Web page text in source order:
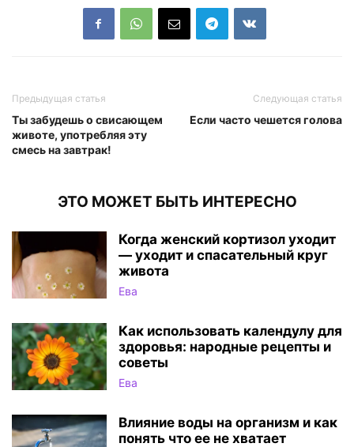
Предыдущая статья
Ты забудешь о свисающем
животе, употребляя эту
смесь на завтрак!
Следующая статья
Если часто чешется голова
ЭТО МОЖЕТ БЫТЬ ИНТЕРЕСНО
Когда женский кортизол уходит
— уходит и спасательный круг
живота
Ева
Как использовать календулу для
здоровья: народные рецепты и
советы
Ева
Влияние воды на организм и как
понять что ее не хватает